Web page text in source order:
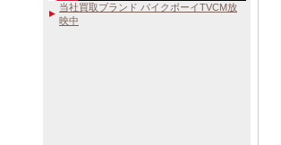
当社買取ブランド バイクボーイTVCM放
映中